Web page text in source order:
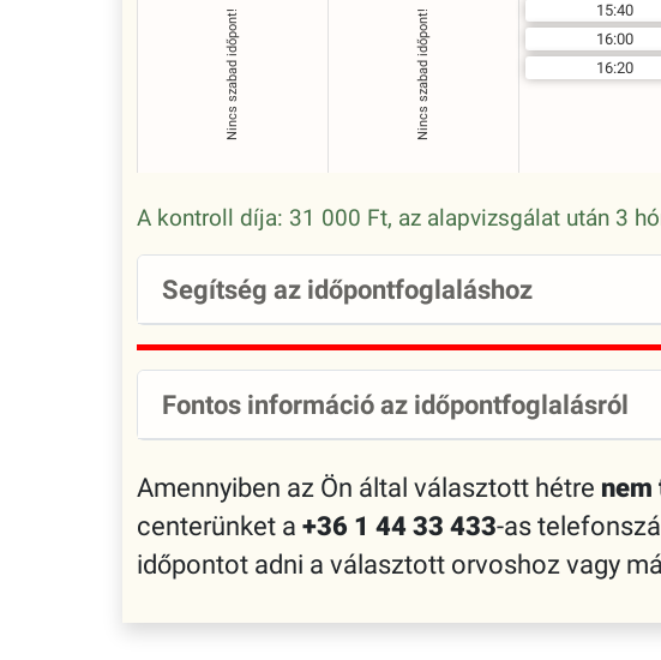
Nincs szabad időpont! Nincs szabad időpont!
15:40
16:00
16:20
A kontroll díja: 31 000 Ft, az alapvizsgálat után 3
Segítség az időpontfoglaláshoz
Fontos információ az időpontfoglalásról
Amennyiben az Ön által választott hétre nem
centerünket a +36 1 44 33 433-as
időpontot adni a választott orvoshoz vagy